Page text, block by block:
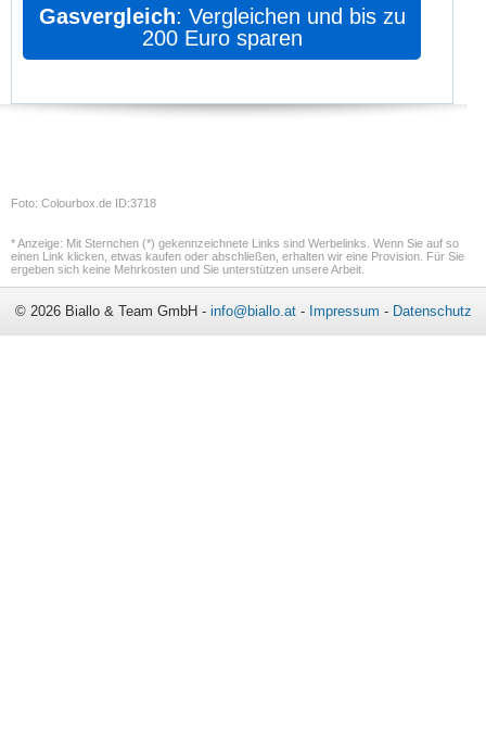
Gasvergleich: Vergleichen und bis zu
200 Euro sparen
Foto: Colourbox.de ID:3718
* Anzeige: Mit Sternchen (*) gekennzeichnete Links sind Werbelinks. Wenn Sie auf so
einen Link klicken, etwas kaufen oder abschließen, erhalten wir eine Provision. Für Sie
ergeben sich keine Mehrkosten und Sie unterstützen unsere Arbeit.
© 2026 Biallo & Team GmbH - info@biallo.at- Impressum - Datenschutz